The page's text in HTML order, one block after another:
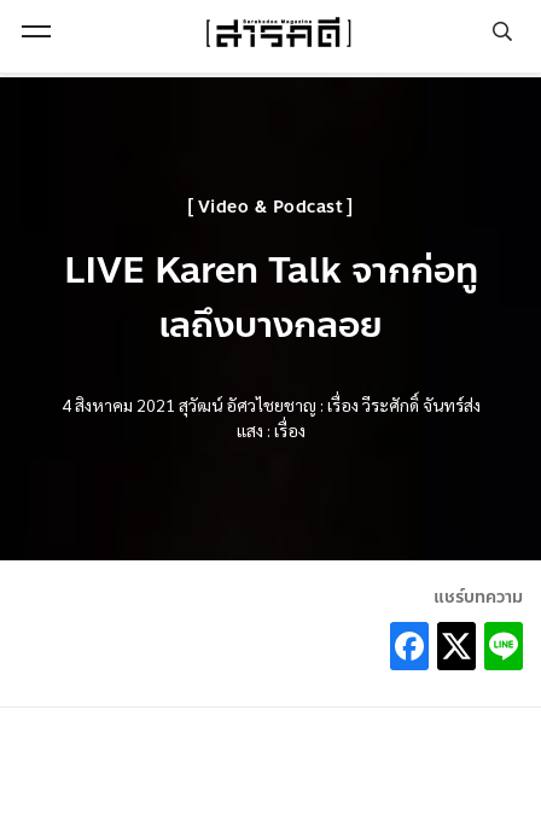
Video & Podcast
LIVE Karen Talk จากก่อทู
เลถึงบางกลอย
4 สิงหาคม 2021 สุวัฒน์ อัศวไชยชาญ : เรื่อง วีระศักดิ์ จันทร์ส่ง
แสง : เรื่อง
แชร์บทความ